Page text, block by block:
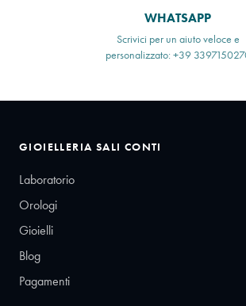
WHATSAPP
Scrivici per un aiuto veloce e
personalizzato: +39
GIOIELLERIA SALI CONTI
Laboratorio
Orologi
Gioielli
Blog
Pagamenti